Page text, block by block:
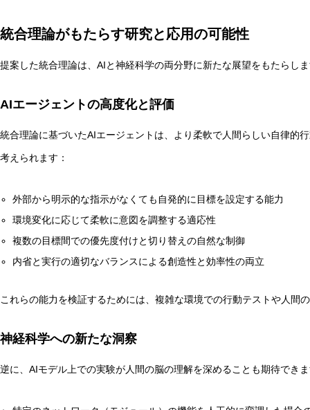
統合理論がもたらす研究と応用の可能性
提案した統合理論は、AIと神経科学の両分野に新たな展望をもたらし
AIエージェントの高度化と評価
統合理論に基づいたAIエージェントは、より柔軟で人間らしい自律的
考えられます：
外部から明示的な指示がなくても自発的に目標を設定する能力
環境変化に応じて柔軟に意図を調整する適応性
複数の目標間での優先度付けと切り替えの自然な制御
内省と実行の適切なバランスによる創造性と効率性の両立
これらの能力を検証するためには、複雑な環境での行動テストや人間
神経科学への新たな洞察
逆に、AIモデル上での実験が人間の脳の理解を深めることも期待でき